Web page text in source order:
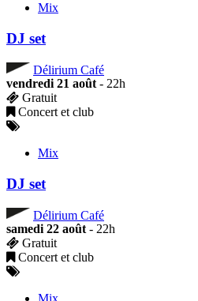
Mix
DJ set
Délirium Café
vendredi 21 août- 22h
Gratuit
Concert et club
Mix
DJ set
Délirium Café
samedi 22 août- 22h
Gratuit
Concert et club